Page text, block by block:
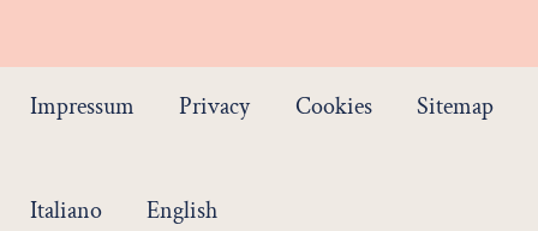
Impressum Privacy Cookies Sitemap
Italiano English